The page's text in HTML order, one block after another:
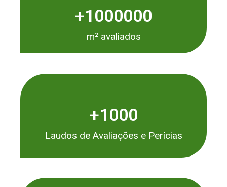
m² avaliados
+1000000
Laudos de Avaliações e Perícias
+1000